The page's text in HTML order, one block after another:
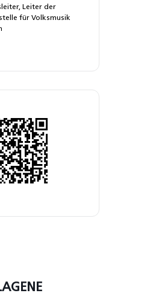
Leiter der
für Volksmusik